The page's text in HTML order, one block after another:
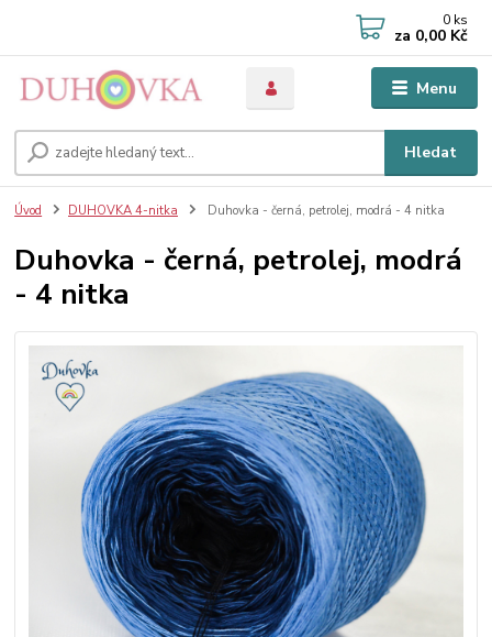
Menu
Hledat
0 ks
za 0,00 Kč
Úvod DUHOVKA 4-nitka Duhovka - černá, petrolej, modrá - 4 nitka
Duhovka - černá, petrolej, modrá
- 4 nitka